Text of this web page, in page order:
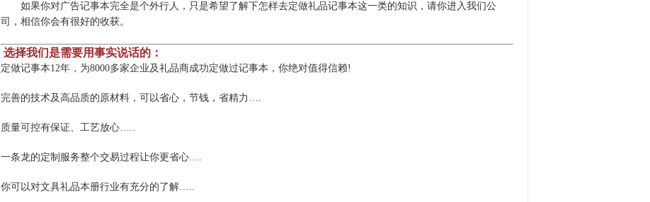
如果你对广告记事本完全是个外行人，只是希望了解下怎样去定做礼品记事本这一类的知识，请你进入我们公
司，相信你会有很好的收获。
选择我们是需要用事实说话的：
定做记事本12年，为8000多家企业及礼品商成功定做过记事本，你绝对值得信赖!
完善的技术及高品质的原材料，可以省心，节钱，省精力….
质量可控有保证、工艺放心…..
一条龙的定制服务整个交易过程让你更省心….
你可以对文具礼品本册行业有充分的了解…..